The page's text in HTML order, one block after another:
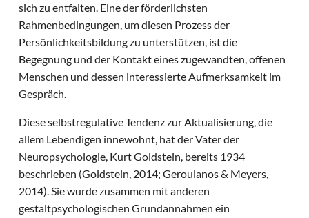
sich zu entfalten. Eine der förderlichsten
Rahmenbedingungen, um diesen Prozess der
Persönlichkeitsbildung zu unterstützen, ist die
Begegnung und der Kontakt eines zugewandten, offenen
Menschen und dessen interessierte Aufmerksamkeit im
Gespräch.
Diese selbstregulative Tendenz zur Aktualisierung, die
allem Lebendigen innewohnt, hat der Vater der
Neuropsychologie, Kurt Goldstein, bereits 1934
beschrieben (Goldstein, 2014; Geroulanos & Meyers,
2014). Sie wurde zusammen mit anderen
gestaltpsychologischen Grundannahmen ein